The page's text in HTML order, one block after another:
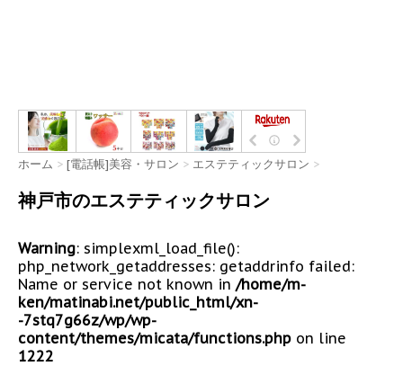
ホーム > [電話帳]美容・サロン > エステティックサロン >
神戸市のエステティックサロン
Warning: simplexml_load_file():
php_network_getaddresses: getaddrinfo failed:
Name or service not known in /home/m-
ken/matinabi.net/public_html/xn-
-7stq7g66z/wp/wp-
content/themes/micata/functions.php on line
1222